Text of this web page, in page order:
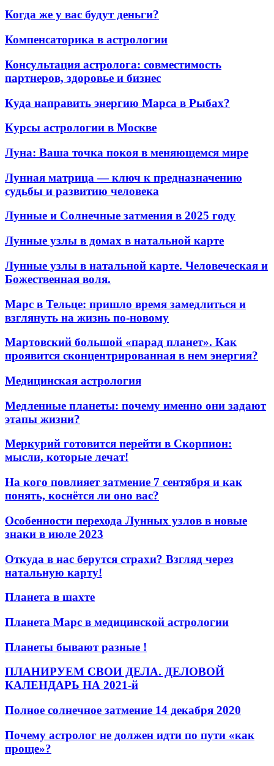
Когда же у вас будут деньги?
Компенсаторика в астрологии
Консультация астролога: совместимость
партнеров, здоровье и бизнес
Куда направить энергию Марса в Рыбах?
Курсы астрологии в Москве
Луна: Ваша точка покоя в меняющемся мире
Лунная матрица — ключ к предназначению
судьбы и развитию человека
Лунные и Солнечные затмения в 2025 году
Лунные узлы в домах в натальной карте
Лунные узлы в натальной карте. Человеческая и
Божественная воля.
Марс в Тельце: пришло время замедлиться и
взглянуть на жизнь по-новому
Мартовский большой «парад планет». Как
проявится сконцентрированная в нем энергия?
Медицинская астрология
Медленные планеты: почему именно они задают
этапы жизни?
Меркурий готовится перейти в Скорпион:
мысли, которые лечат!
На кого повлияет затмение 7 сентября и как
понять, коснётся ли оно вас?
Особенности перехода Лунных узлов в новые
знаки в июле 2023
Откуда в нас берутся страхи? Взгляд через
натальную карту!
Планета в шахте
Планета Марс в медицинской астрологии
Планеты бывают разные !
ПЛАНИРУЕМ СВОИ ДЕЛА. ДЕЛОВОЙ
КАЛЕНДАРЬ НА 2021-й
Полное солнечное затмение 14 декабря 2020
Почему астролог не должен идти по пути «как
проще»?